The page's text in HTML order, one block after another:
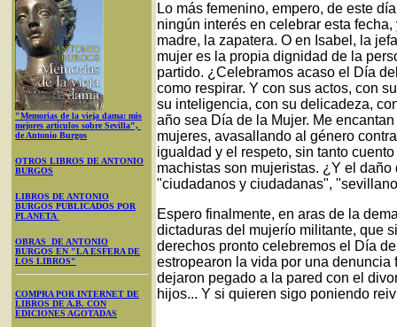
"Memorias de la vieja dama: mis
mejores artículos sobre Sevilla",
de Antonio Burgos
OTROS LIBROS DE ANTONIO
BURGOS
LIBROS DE ANTONIO
BURGOS PUBLICADOS POR
PLANETA
OBRAS DE ANTONIO
BURGOS EN "LA ESFERA DE
LOS LIBROS"
COMPRA POR INTERNET DE
LIBROS DE A.B. CON
EDICIONES AGOTADAS
Lo más femenino, empero, de este
ningún interés en celebrar esta
madre, la zapatera. O en Isabel, la
mujer es la propia dignidad de la
partido. ¿Celebramos acaso el Día
como respirar. Y con sus actos, con
su inteligencia, con su delicadeza,
año sea Día de la Mujer. Me
mujeres, avasallando al género
igualdad y el respeto, sin tanto
machistas son mujeristas. ¿Y el
"ciudadanos y ciudadanas",
Espero finalmente, en aras de la
dictaduras del mujerío militante, que
derechos pronto celebremos el Día
estropearon la vida por una
dejaron pegado a la pared con el
hijos... Y si quieren sigo poniendo